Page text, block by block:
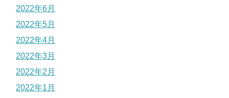
2022年6月
2022年5月
2022年4月
2022年3月
2022年2月
2022年1月